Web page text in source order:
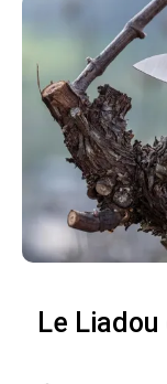
Le